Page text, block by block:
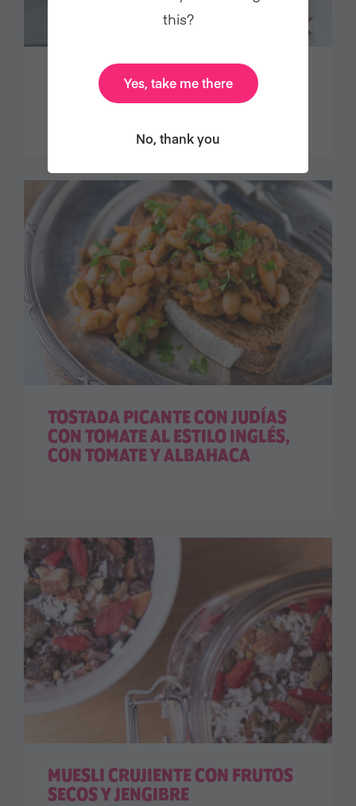
DECADENTE TARTA DE
CHOCOLATE
TOSTADA PICANTE CON JUDÍAS
CON TOMATE AL ESTILO INGLÉS,
CON TOMATE Y ALBAHACA
MUESLI CRUJIENTE CON FRUTOS
SECOS Y JENGIBRE
this?
Yes, take me there
No, thank you